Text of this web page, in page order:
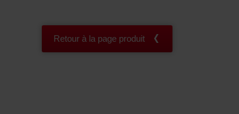
Retour à la page produit